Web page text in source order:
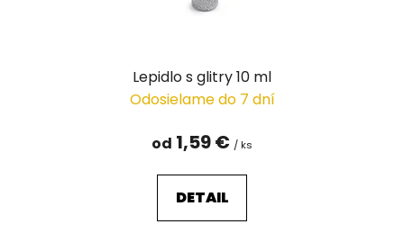
Lepidlo s glitry 10 ml
Odosielame do 7 dní
od 1,59 € / ks
DETAIL